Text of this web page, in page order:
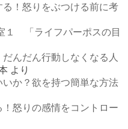
！怒りをぶつける前に考
１ 「ライフパーポスの目
んだん行動しなくなる人
より
か？欲を持つ簡単な方法
怒りの感情をコントロー